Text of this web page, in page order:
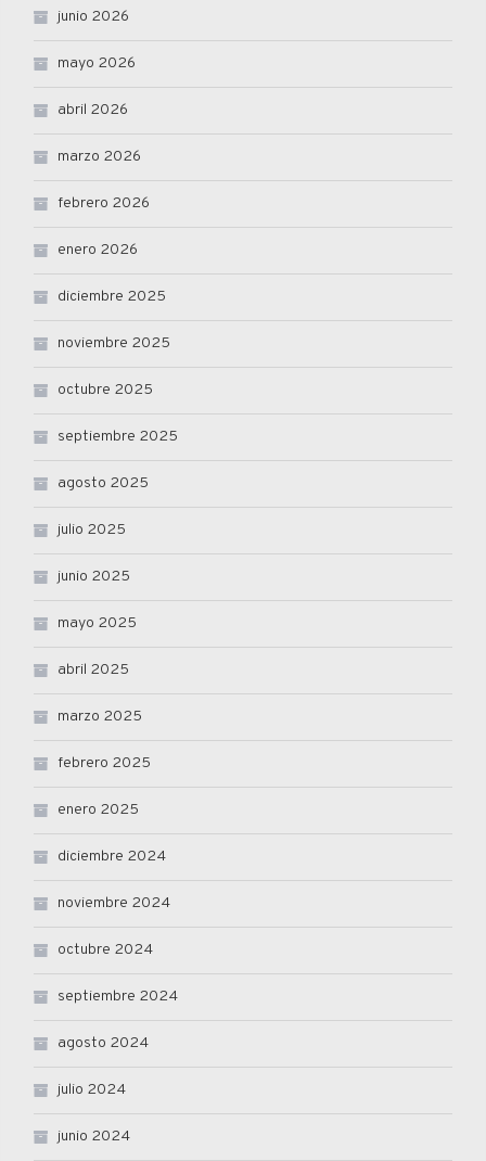
junio 2026
mayo 2026
abril 2026
marzo 2026
febrero 2026
enero 2026
diciembre 2025
noviembre 2025
octubre 2025
septiembre 2025
agosto 2025
julio 2025
junio 2025
mayo 2025
abril 2025
marzo 2025
febrero 2025
enero 2025
diciembre 2024
noviembre 2024
octubre 2024
septiembre 2024
agosto 2024
julio 2024
junio 2024